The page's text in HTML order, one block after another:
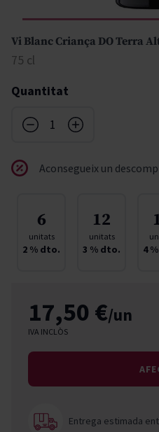
Vi Blanc Criança DO Terra
75 cl
Quantitat
Aconsegueix un
6
unitats
2 % dto.
12
unitats
3 % dto. 4
17,50 €/un
IVA INCLÒS
Entrega estimada